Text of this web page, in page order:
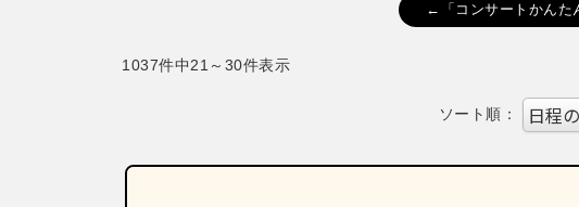
←「コンサートかんた
1037件中21～30件表示
ソート順：